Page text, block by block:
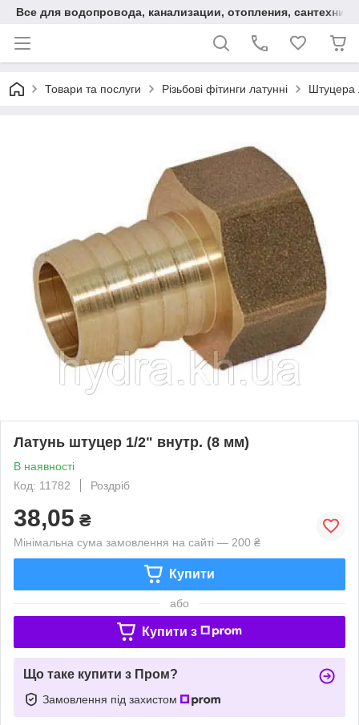
Все для водопровода, канализации, отопления, сантехники
Товари та послуги Різьбові фітинги латунні Штуцера
Латунь штуцер 1/2" внутр. (8 мм)
В наявності
Код: 11782
Роздріб
38,05 ₴
Мінімальна сума замовлення на сайті — 200 ₴
Купити
або
Купити з
Що таке купити з Пром?
Замовлення під захистом